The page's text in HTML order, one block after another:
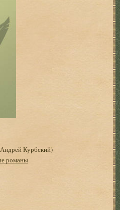
Курбский)
романы